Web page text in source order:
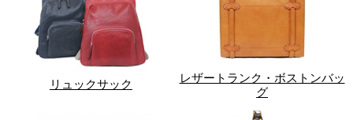
リュックサック
レザートランク・ボストンバッ
グ